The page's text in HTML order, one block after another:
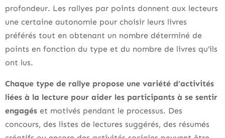
profondeur. Les rallyes par points donnent aux lecteurs
une certaine autonomie pour choisir leurs livres
préférés tout en obtenant un nombre déterminé de
points en fonction du type et du nombre de livres qu’ils
ont lus.
Chaque type de rallye propose une variété d’activités
liées à la lecture pour aider les participants à se sentir
engagés et motivés pendant le processus. Des
concours, des listes de lectures suggérés, des résumés